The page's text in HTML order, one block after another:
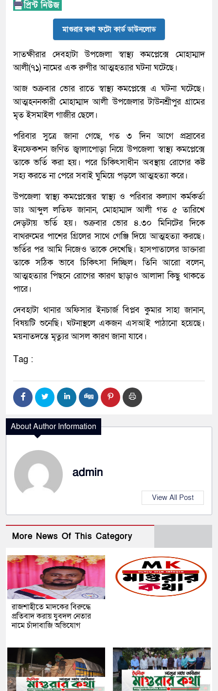
মাগুরার কথা ফটো কার্ড ডাউনলোড
সাতক্ষীরার দেবহাটা উপজেলা স্বাস্থ্য কমপ্লেক্সে মোহাম্মাদ
আলী(৭১) নামের এক রুগীর আত্মহত্যার ঘটনা ঘটেছে।
আজ শুক্রবার ভোর রাতে স্বাস্থ্য কমপ্লেক্সে এ ঘটনা ঘটেছে।
আত্মহননকারী মোহাম্মাদ আলী উপজেলার টাউনশ্রীপুর গ্রামের
মৃত ইসমাইল গাজীর ছেলে।
পরিবার সুত্রে জানা গেছে, গত ৩ দিন আগে প্রস্রাবের
ইনফেকশন জণিত জ্বালাপোড়া নিয়ে উপজেলা স্বাস্থ্য কমপ্লেক্সে
তাকে ভর্তি করা হয়। পরে চিকিৎসাধীন অবস্থায় রোগের কষ্ট
সহ্য করতে না পেরে সবাই ঘুমিয়ে পড়লে আত্মহত্যা করে।
উপজেলা স্বাস্থ্য কমপ্লেক্সের স্বাস্থ্য ও পরিবার কল্যাণ কর্মকর্তা
ডাঃ আব্দুল লতিফ জানান, মোহাম্মাদ আলী গত ৫ তারিখে
দেড়টায় ভর্তি হয়। শুক্রবার ভোর ৪.৩০ মিনিটের দিকে
বাথরুমের পাশের গ্রিলের সাথে গেঞ্জি দিয়ে আত্মহত্যা করছে।
ভর্তির পর আমি নিজেও তাকে দেখেছি। হাসপাতালের ডাক্তারা
তাকে সঠিক ভাবে চিকিৎসা দিচ্ছিল। তিনি আরো বলেন,
আত্মহত্যার পিছনে রোগের কারণ ছাড়াও আলাদা কিছু থাকতে
পারে।
দেবহাটা থানার অফিসার ইনচার্জ বিপ্লব কুমার সাহা জানান,
বিষয়টি শুনেছি। ঘটনাস্থলে একজন এসআই পাঠানো হয়েছে।
ময়নাতদন্তে মৃত্যুর আসল কারণ জানা যাবে।
Tag :
About Author Information
admin
View All Post
More News Of This Category
রাজশাহীতে মাদকের বিরুদ্ধে
প্রতিবাদ করায় যুবদল নেতার
নামে চাঁদাবাজি অভিযোগ